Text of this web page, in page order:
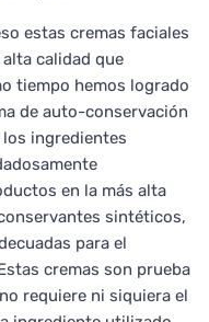
estas cremas faciales
calidad que
tiempo hemos logrado
de auto-conservación
ingredientes
en la más alta
sintéticos,
para el
cremas son prueba
requiere ni siquiera el